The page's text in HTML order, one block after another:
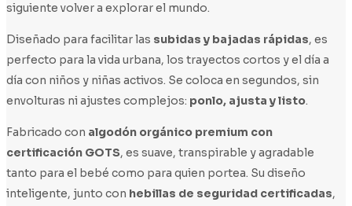
siguiente volver a explorar el mundo.
Diseñado para facilitar las subidas y bajadas rápidas, es
perfecto para la vida urbana, los trayectos cortos y el día a
día con niños y niñas activos. Se coloca en segundos, sin
envolturas ni ajustes complejos: ponlo, ajusta y listo.
Fabricado con algodón orgánico premium con
certificación GOTS, es suave, transpirable y agradable
tanto para el bebé como para quien portea. Su diseño
inteligente, junto con hebillas de seguridad certificadas,